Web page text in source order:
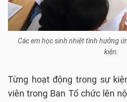
Các em học sinh nhiệt tình hưởng
kiện.
Từng hoạt động trong sự
viên trong Ban Tổ chức lên